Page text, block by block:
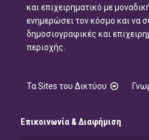
και επιχειρηματικό με
ενημερώσει τον κόσμο και να
δημοσιογραφικές και
περιοχής.
Τα Sites του Δικτύου
Επικοινωνία & Διαφήμιση